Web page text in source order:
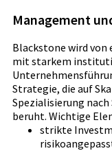
Management
Blackstone wird
mit starkem
Strategie, die auf
Spezialisierung
beruht. Wichtige
strikte